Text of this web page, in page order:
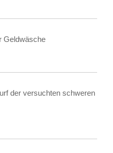
Geldwäsche
der versuchten schweren